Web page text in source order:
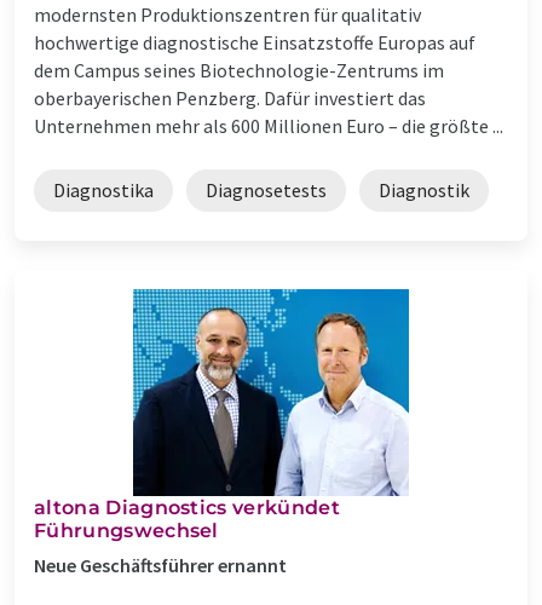
modernsten Produktionszentren für qualitativ
hochwertige diagnostische Einsatzstoffe Europas auf
dem Campus seines Biotechnologie-Zentrums im
oberbayerischen Penzberg. Dafür investiert das
Unternehmen mehr als 600 Millionen Euro – die größte ...
Diagnostika Diagnosetests Diagnostik
altona Diagnostics verkündet
Führungswechsel
Neue Geschäftsführer ernannt